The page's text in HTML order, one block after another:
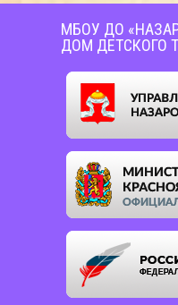
МБОУ ДО
ДОМ ДЕТСКОГО